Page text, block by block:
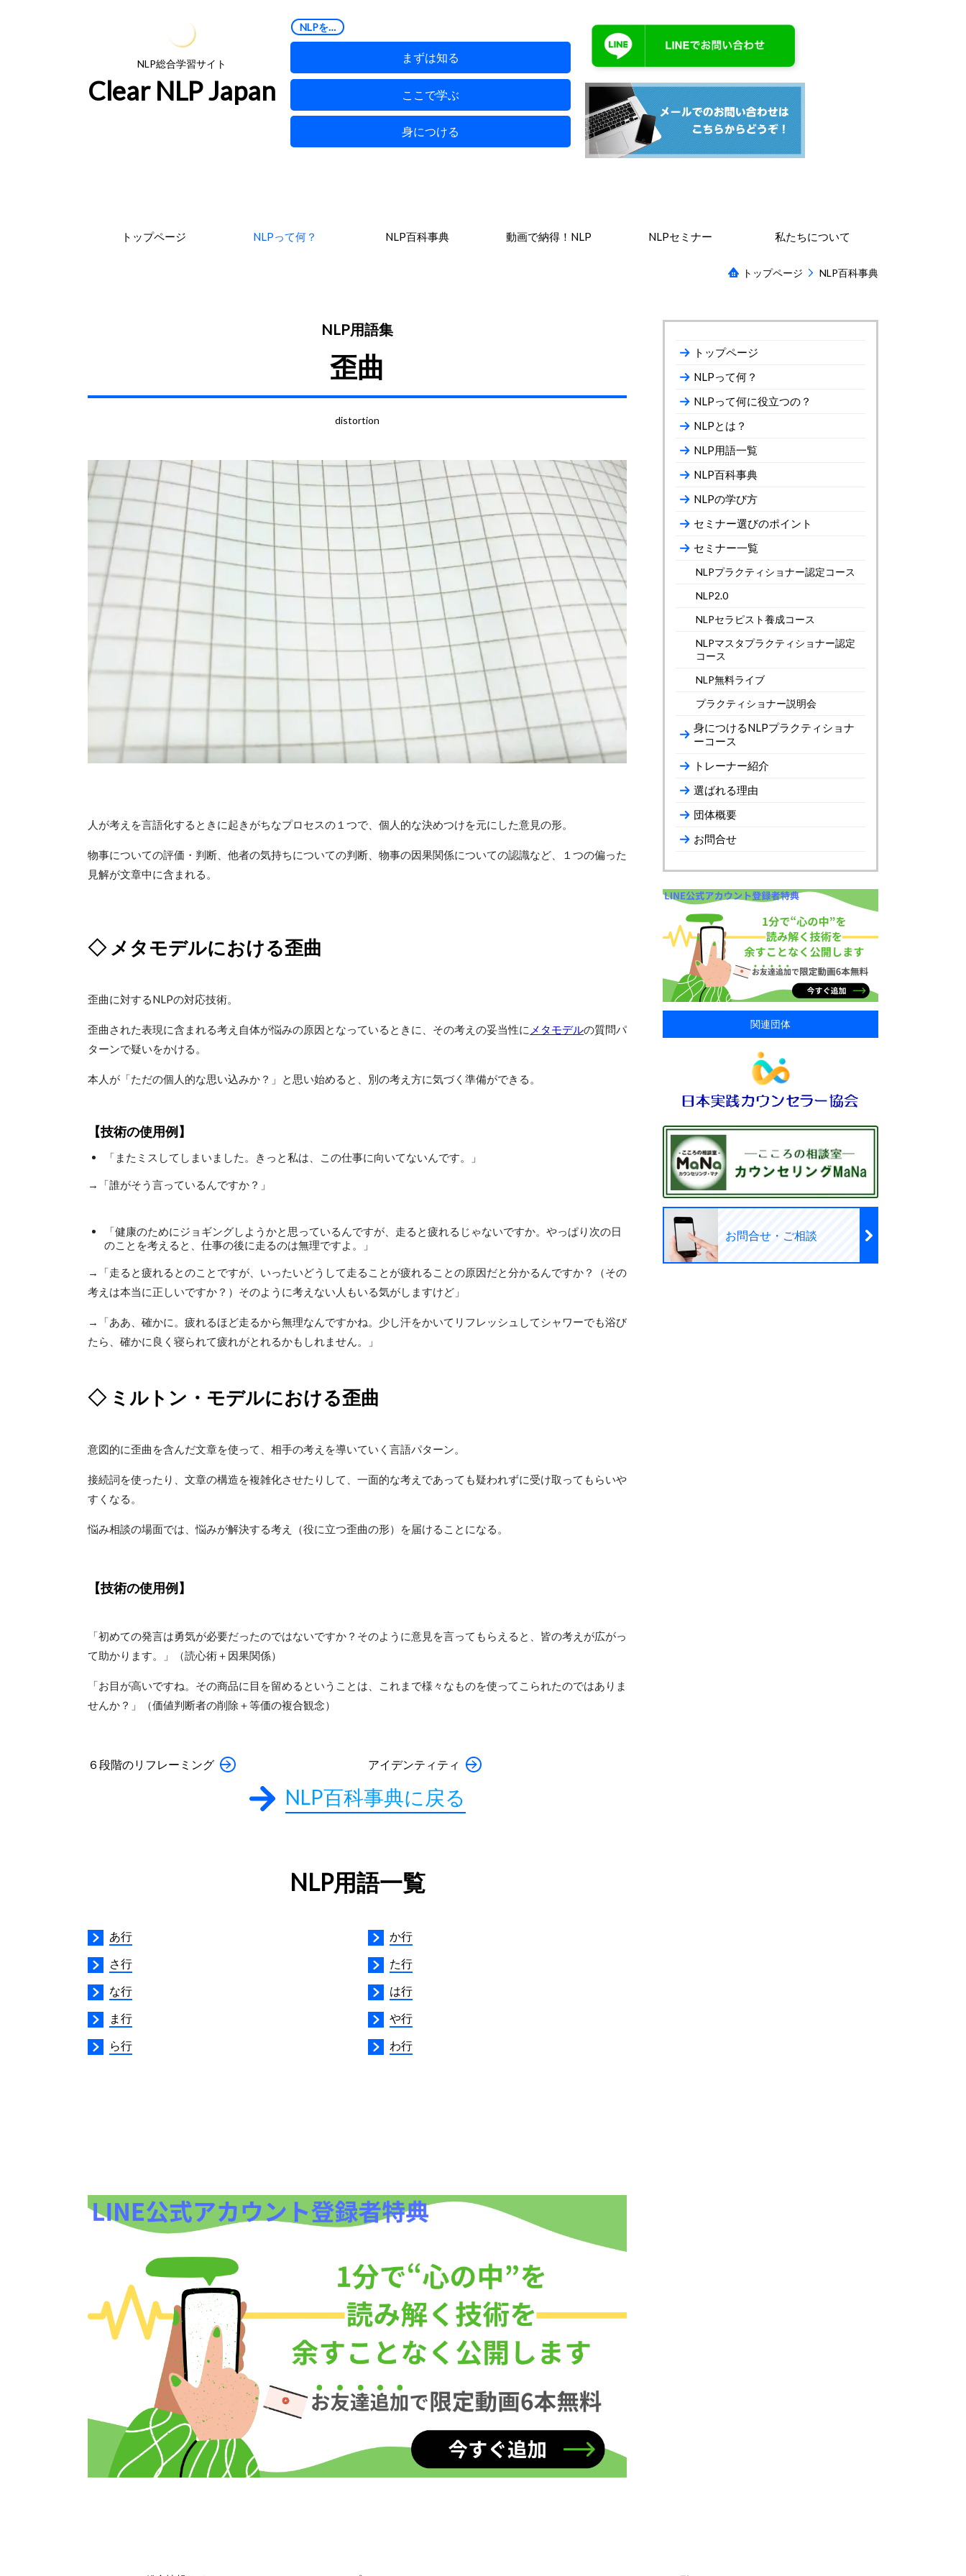
NLP総合学習サイト
Clear NLP Japan
NLPを…
まずは知る
ここで学ぶ
身につける
トップページ NLPって何？ NLP百科事典 動画で納得！NLP NLPセミナー 私たちについて
トップページ NLP百科事典
NLP用語集
歪曲
distortion
人が考えを言語化するときに起きがちなプロセスの１つで、個人的な決めつけを元にした意見の形。
物事についての評価・判断、他者の気持ちについての判断、物事の因果関係についての認識など、１つの偏った
見解が文章中に含まれる。
◇ メタモデルにおける歪曲
歪曲に対するNLPの対応技術。
歪曲された表現に含まれる考え自体が悩みの原因となっているときに、その考えの妥当性に メタモデルの質問パ
ターンで疑いをかける。
本人が「ただの個人的な思い込みか？」と思い始めると、別の考え方に気づく準備ができる。
【技術の使用例】
「またミスしてしまいました。きっと私は、この仕事に向いてないんです。」
→「誰がそう言っているんですか？」
「健康のためにジョギングしようかと思っているんですが、走ると疲れるじゃないですか。やっぱり次の日
のことを考えると、仕事の後に走るのは無理ですよ。」
→「走ると疲れるとのことですが、いったいどうして走ることが疲れることの原因だと分かるんですか？（その
考えは本当に正しいですか？）そのように考えない人もいる気がしますけど」
→「ああ、確かに。疲れるほど走るから無理なんですかね。少し汗をかいてリフレッシュしてシャワーでも浴び
たら、確かに良く寝られて疲れがとれるかもしれません。」
◇ ミルトン・モデルにおける歪曲
意図的に歪曲を含んだ文章を使って、相手の考えを導いていく言語パターン。
接続詞を使ったり、文章の構造を複雑化させたりして、一面的な考えであっても疑われずに受け取ってもらいや
すくなる。
悩み相談の場面では、悩みが解決する考え（役に立つ歪曲の形）を届けることになる。
【技術の使用例】
「初めての発言は勇気が必要だったのではないですか？そのように意見を言ってもらえると、皆の考えが広がっ
て助かります。」（読心術＋因果関係）
「お目が高いですね。その商品に目を留めるということは、これまで様々なものを使ってこられたのではありま
せんか？」（価値判断者の削除＋等価の複合観念）
６段階のリフレーミング アイデンティティ
NLP百科事典に戻る
NLP用語一覧
あ行
か行
さ行
た行
な行
は行
ま行
や行
ら行
わ行
トップページ
NLPって何？
NLPって何に役立つの？
NLPとは？
NLP用語一覧
NLP百科事典
NLPの学び方
セミナー選びのポイント
セミナー一覧
NLPプラクティショナー認定コース
NLP2.0
NLPセラピスト養成コース
NLPマスタプラクティショナー認定
コース
NLP無料ライブ
プラクティショナー説明会
身につけるNLPプラクティショナ
ーコース
トレーナー紹介
選ばれる理由
団体概要
お問合せ
関連団体
お問合せ・ご相談